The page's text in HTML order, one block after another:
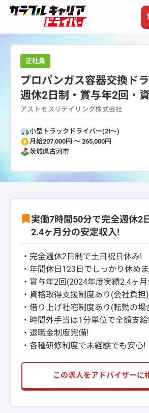
正社員
プロパンガス容器交換ド
週休2日制・賞与年2回・
アストモスリテイリング株式会社
小型トラックドライバー(2t～)
月給207,000円 〜 265,000円
茨城県古河市
実働7時間50分で完全週休2
2.4ヶ月分の安定収入!
・完全週休2日制で土日祝日休み!
・年間休日123日でしっかり休め
・賞与年2回(2024年度実績2.4ヶ
・資格取得支援制度あり(会社負担
・借り上げ社宅制度あり(転勤の場
・時間外手当は1分単位で全額支給!
・退職金制度完備!
・各種研修制度で未経験でも安心!
この求人をアドバイザーに